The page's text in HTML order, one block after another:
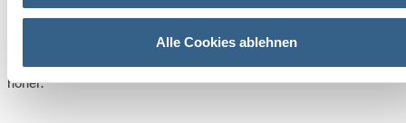
Alle Cookies ablehnen
meist auch von regionalen Anbietern, verfügbar. Speziell zu
der Spargelsaison, wenn die ersten Lieferungen aus
Übersee eintreffen, liegen die Preise allgemein aber noch deutlich
höher.